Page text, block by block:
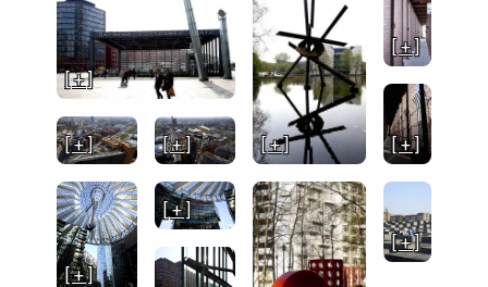
[ + ]
[ + ]
[ + ]
[ + ]
[ + ] [ + ]
[ + ]
[ + ]
[ + ]